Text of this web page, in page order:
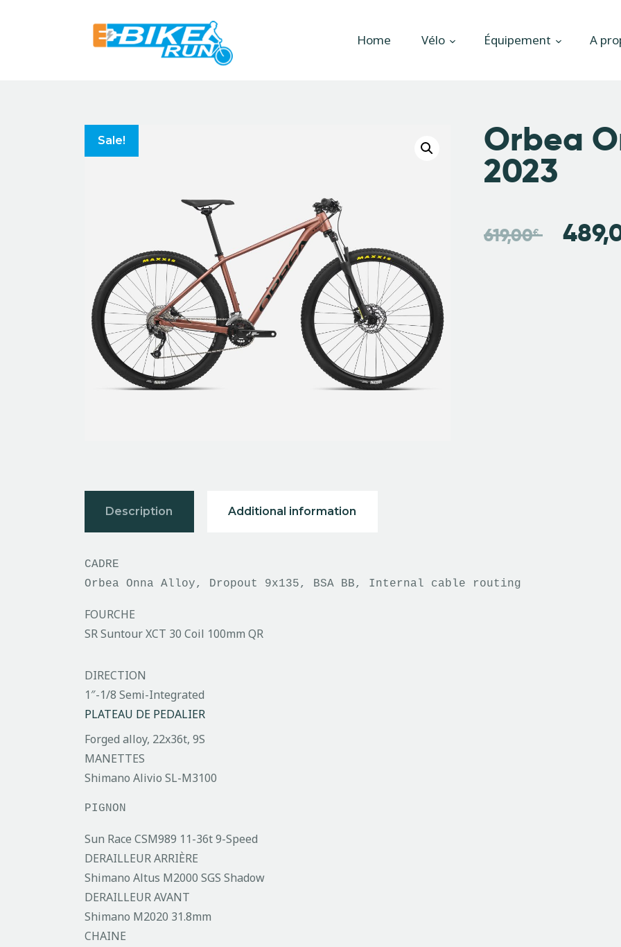
Home Vélo Équipement A
Sale! Orbea
2023
619,00€
Description Additional information
Orbea Onna Alloy, Dropout 9x135, BSA BB, Internal cable routing
FOURCHE
SR Suntour XCT 30 Coil 100mm QR
DIRECTION
1″-1/8 Semi-Integrated
PLATEAU DE PEDALIER
Forged alloy, 22x36t, 9S
MANETTES
Shimano Alivio SL-M3100
PIGNON
Sun Race CSM989 11-36t 9-Speed
DERAILLEUR ARRIÈRE
Shimano Altus M2000 SGS Shadow
DERAILLEUR AVANT
Shimano M2020 31.8mm
CHAINE